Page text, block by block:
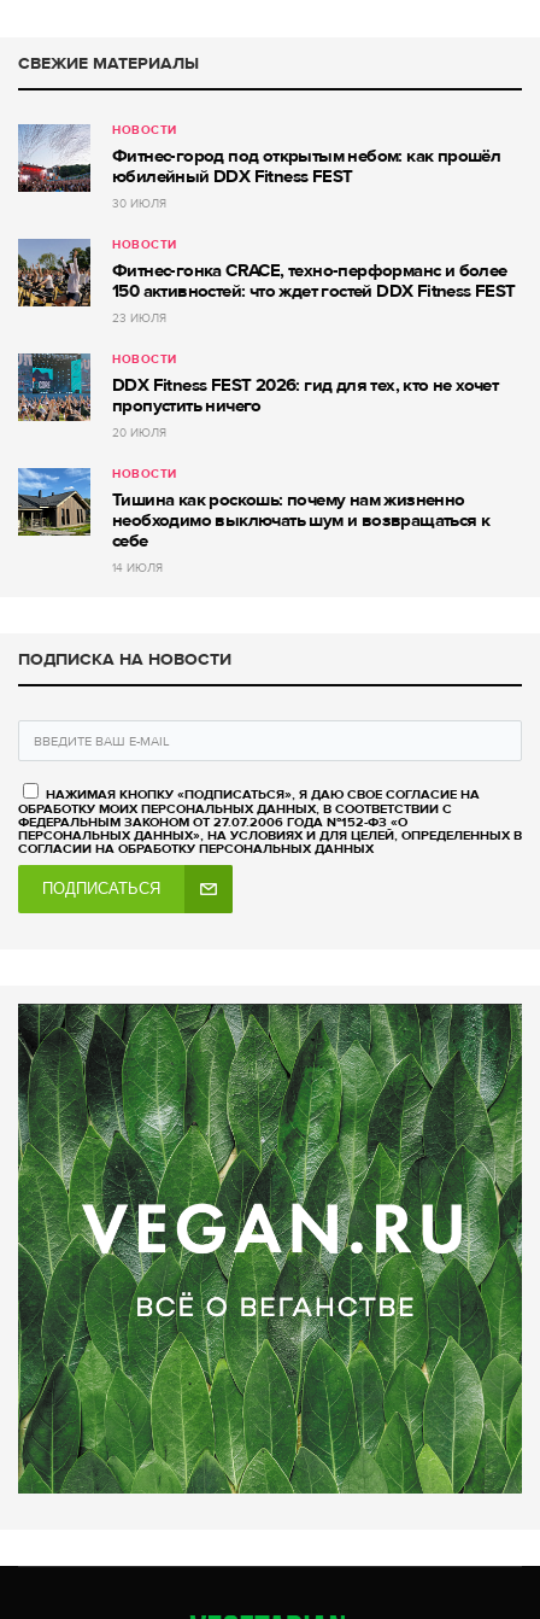
СВЕЖИЕ МАТЕРИАЛЫ
НОВОСТИ
Фитнес-город под открытым небом: как прошёл
юбилейный DDX Fitness FEST
30 ИЮЛЯ
НОВОСТИ
Фитнес-гонка CRACE, техно-перформанс и более
150 активностей: что ждет гостей DDX Fitness FEST
23 ИЮЛЯ
НОВОСТИ
DDX Fitness FEST 2026: гид для тех, кто не хочет
пропустить ничего
20 ИЮЛЯ
НОВОСТИ
Тишина как роскошь: почему нам жизненно
необходимо выключать шум и возвращаться к
себе
14 ИЮЛЯ
ПОДПИСКА НА НОВОСТИ
НАЖИМАЯ КНОПКУ «ПОДПИСАТЬСЯ», Я ДАЮ СВОЕ СОГЛАСИЕ НА
ОБРАБОТКУ МОИХ ПЕРСОНАЛЬНЫХ ДАННЫХ, В СООТВЕТСТВИИ С
ФЕДЕРАЛЬНЫМ ЗАКОНОМ ОТ 27.07.2006 ГОДА №152-ФЗ «О
ПЕРСОНАЛЬНЫХ ДАННЫХ», НА УСЛОВИЯХ И ДЛЯ ЦЕЛЕЙ, ОПРЕДЕЛЕННЫХ В
СОГЛАСИИ НА ОБРАБОТКУ ПЕРСОНАЛЬНЫХ ДАННЫХ
ПОДПИСАТЬСЯ